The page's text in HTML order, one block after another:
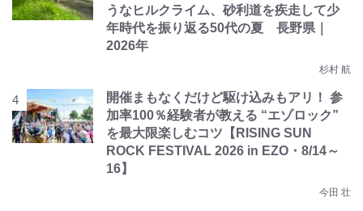
うなヒルクライム、砂利道を疾走して少
年時代を振り返る50代の夏 長野県｜
2026年
杉村 航
開催まもなくだけど駆け込みもアリ！ 参
加率100％経験者が教える “エゾロック”
を最大限楽しむコツ【RISING SUN
ROCK FESTIVAL 2026 in EZO・8/14～
16】
今田 壮